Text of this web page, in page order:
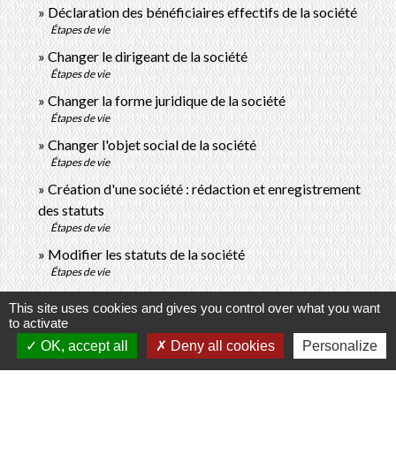
Déclaration des bénéficiaires effectifs de la société
Étapes de vie
Changer le dirigeant de la société
Étapes de vie
Changer la forme juridique de la société
Étapes de vie
Changer l'objet social de la société
Étapes de vie
Création d'une société : rédaction et enregistrement
des statuts
Étapes de vie
Modifier les statuts de la société
Étapes de vie
This site uses cookies and gives you control over what you want
to activate
OK, accept all
Deny all cookies Personalize